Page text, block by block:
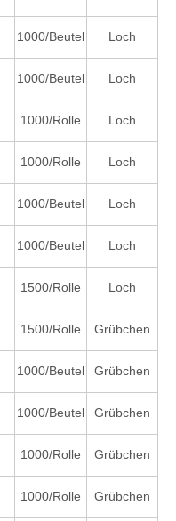
Rollenverpackung: 4,75 x 0,8 mm, Laschengröße, Durchmesser: 3,05 mm, Schnelltrennklemme
4,75×0,5 mm Tab-Größe, gerader Schnelltrennanschluss, rot, AWG#22-18
1000/Beutel Loch
1000/Beutel Loch
1000/Rolle Loch
1000/Rolle Loch
1000/Beutel Loch
1000/Beutel Loch
1500/Rolle Loch
1500/Rolle Grübchen
1000/Beutel Grübchen
1000/Beutel Grübchen
1000/Rolle Grübchen
1000/Rolle Grübchen